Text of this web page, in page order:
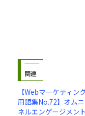
関連
【Webマーケティン
用語集No.72】オム
ネルエンゲージメン